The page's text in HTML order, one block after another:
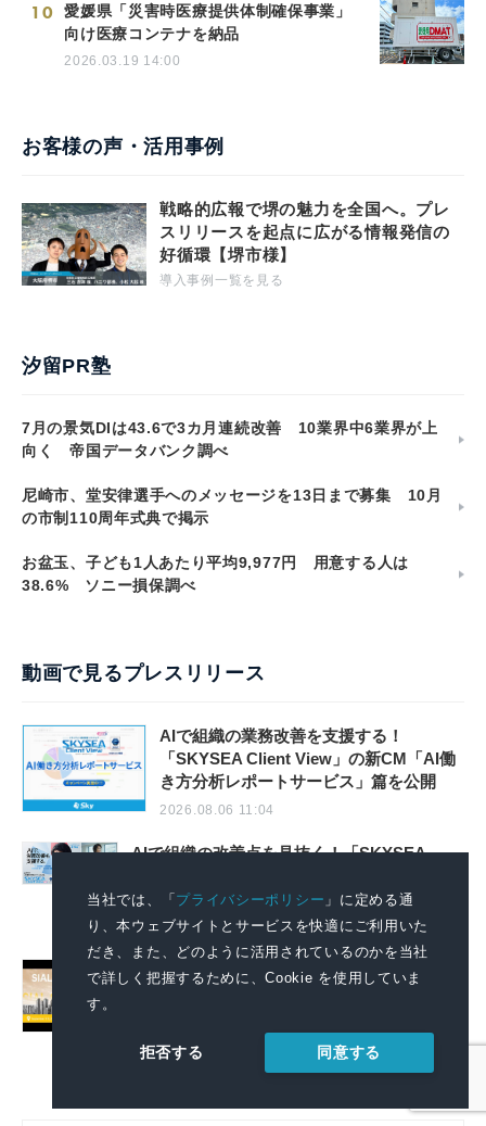
当社では、「プライバシーポリシー 」に定める通
り、本ウェブサイトとサービスを快適にご利用いた
だき、また、どのように活用されているのかを当社
で詳しく把握するために、Cookie を使用していま
す。
拒否する 同意する
10
愛媛県「災害時医療提供体制確保事業」
向け医療コンテナを納品
2026.03.19 14:00
お客様の声・活用事例
戦略的広報で堺の魅力を全国へ。プレ
スリリースを起点に広がる情報発信の
好循環【堺市様】
導入事例一覧を見る
汐留PR塾
7月の景気DIは43.6で3カ月連続改善 10業界中6業界が上
向く 帝国データバンク調べ
尼崎市、堂安律選手へのメッセージを13日まで募集 10月
の市制110周年式典で掲示
お盆玉、子ども1人あたり平均9,977円 用意する人は
38.6% ソニー損保調べ
動画で見るプレスリリース
AIで組織の業務改善を支援する！
「SKYSEA Client View」の新CM「AI働
き方分析レポートサービス」篇を公開
2026.08.06 11:04
AIで組織の改善点を見抜く！「SKYSEA
革」篇の放映を開始
2026.08.06 11:04
September 2026: SIAL Guangzhou Expands
2026.08.06 09:51